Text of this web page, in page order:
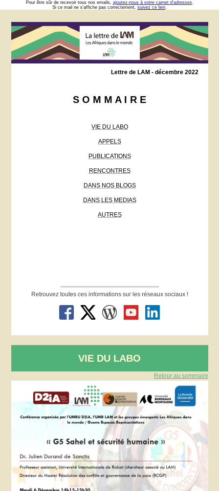
Pour être sûr de recevoir tous nos emails, ajoutez-nous à votre carnet d'adresses.
Si ce mail ne s'affiche pas correctement, suivez ce lien.
Lettre de LAM - décembre 2022
S O M M A I R E
VIE DU LABO
APPELS
PUBLICATIONS
RENCONTRES
DANS NOS BLOGS
DANS LES MEDIAS
AUTRES
Retrouvez toutes ces informations sur les réseaux sociaux !
VIE DU LABO
Retour au sommaire